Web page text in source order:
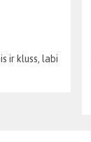
ir kluss, labi